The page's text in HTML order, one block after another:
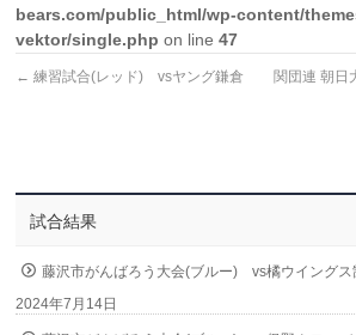
bears.com/public_html/wp-content/
vektor/single.php on line47
← 練習試合(レッド) vsヤング鎌倉
関団連 朝
試合結果
藤沢市がんばろう大会(ブルー) vs橘ウイングス
2024年7月14日